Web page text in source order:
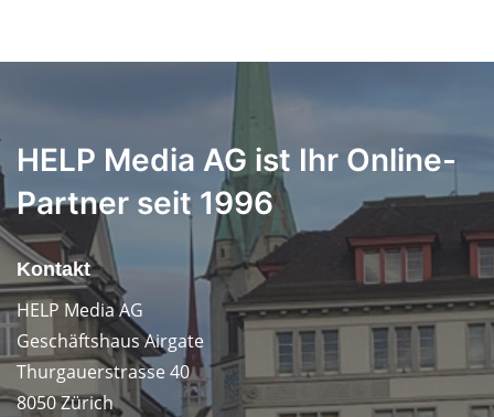
HELP Media AG ist Ihr Online-
Partner seit 1996
Kontakt
HELP Media AG
Geschäftshaus Airgate
Thurgauerstrasse 40
8050 Zürich